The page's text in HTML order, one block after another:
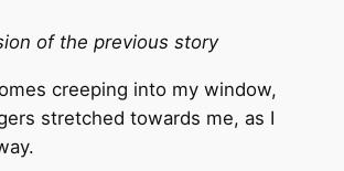
of the previous story
creeping into my window,
stretched towards me, as I